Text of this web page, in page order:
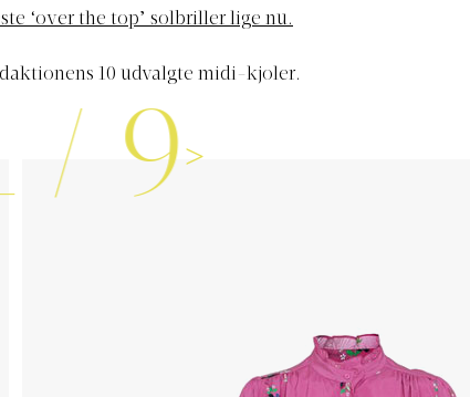
‘over the top’ solbriller lige nu.
10 udvalgte midi-kjoler.
/ 9